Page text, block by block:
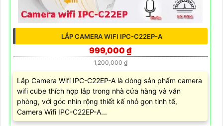
LẮP CAMERA WIFI IPC-C22EP-A
999,000 ₫
1,200,000 ₫
Lắp Camera Wifi IPC-C22EP-A là dòng sản phẩm camera
wifi cube thích hợp lắp trong nhà cửa hàng và văn
phòng, với góc nhìn rộng thiết kế nhỏ gọn tinh tế,
Camera Wifi IPC-C22EP-A...